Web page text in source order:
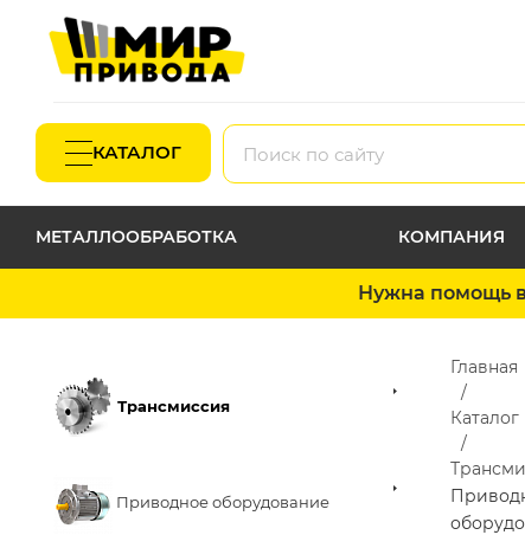
КАТАЛОГ
МЕТАЛЛООБРАБОТКА КОМПАНИЯ
Нужна помощь
Трансмиссия
Приводное оборудование
Главная
Каталог